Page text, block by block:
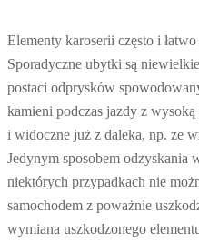
Elementy karoserii często i
Sporadyczne ubytki są
postaci odprysków
kamieni podczas jazdy z
i widoczne już z daleka, np. ze
Jedynym sposobem odzyskania
niektórych przypadkach nie
samochodem z poważnie
wymiana uszkodzonego